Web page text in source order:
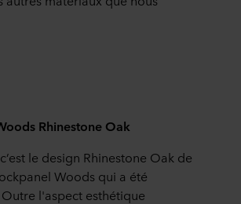
Rhinestone Oak
le design Rhinestone Oak de
Woods qui a été
l'aspect esthétique